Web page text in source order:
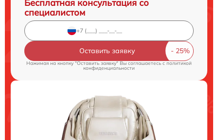
Бесплатная консультация со
специалистом
Оставить заявку
Нажимая на кнопку "Оставить заявку" Вы соглашаетесь cполитикой
конфиденциальности